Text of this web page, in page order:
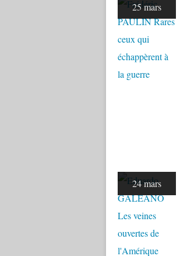
25 mars
24 mars